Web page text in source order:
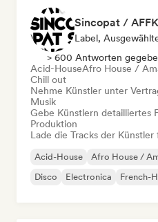
Sincopat /
Label,
> 600 Antworten
Acid-HouseAfro House /
Chill out
Nehme Künstler unter
Musik
Gebe Künstlern detailliertes
Produktion
Lade die Tracks der
Acid-House Afro House /
Disco
Electronica French-